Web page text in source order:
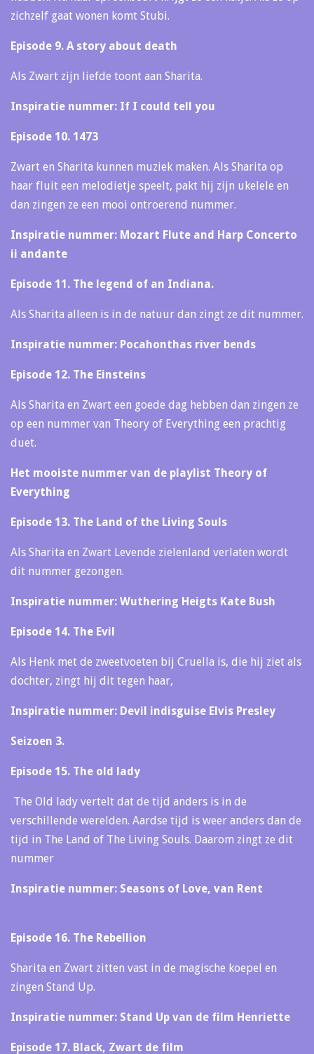
zichzelf gaat wonen komt Stubi.
Episode 9. A story about death
Als Zwart zijn liefde toont aan Sharita.
Inspiratie nummer: If I could tell you
Episode 10. 1473
Zwart en Sharita kunnen muziek maken. Als Sharita op
haar fluit een melodietje speelt, pakt hij zijn ukelele en
dan zingen ze een mooi ontroerend nummer.
Inspiratie nummer: Mozart Flute and Harp Concerto
ii andante
Episode 11. The legend of an Indiana.
Als Sharita alleen is in de natuur dan zingt ze dit nummer.
Inspiratie nummer: Pocahonthas river bends
Episode 12. The Einsteins
Als Sharita en Zwart een goede dag hebben dan zingen ze
op een nummer van Theory of Everything een prachtig
duet.
Het mooiste nummer van de playlist Theory of
Everything
Episode 13. The Land of the Living Souls
Als Sharita en Zwart Levende zielenland verlaten wordt
dit nummer gezongen.
Inspiratie nummer: Wuthering Heigts Kate Bush
Episode 14. The Evil
Als Henk met de zweetvoeten bij Cruella is, die hij ziet als
dochter, zingt hij dit tegen haar,
Inspiratie nummer: Devil indisguise Elvis Presley
Seizoen 3.
Episode 15. The old lady
The Old lady vertelt dat de tijd anders is in de
verschillende werelden. Aardse tijd is weer anders dan de
tijd in The Land of The Living Souls. Daarom zingt ze dit
nummer
Inspiratie nummer: Seasons of Love, van Rent
Episode 16. The Rebellion
Sharita en Zwart zitten vast in de magische koepel en
zingen Stand Up.
Inspiratie nummer: Stand Up van de film Henriette
Episode 17. Black, Zwart de film